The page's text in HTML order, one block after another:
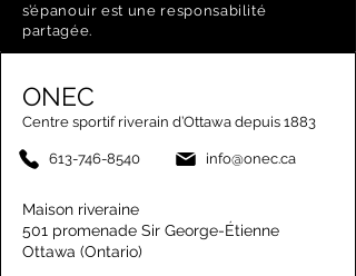
s’épanouir est une responsabilité
partagée.
ONEC
Centre sportif riverain d’Ottawa depuis 1883
613-746-8540 info@onec.ca
Maison riveraine
501 promenade Sir George-Étienne
Ottawa (Ontario)